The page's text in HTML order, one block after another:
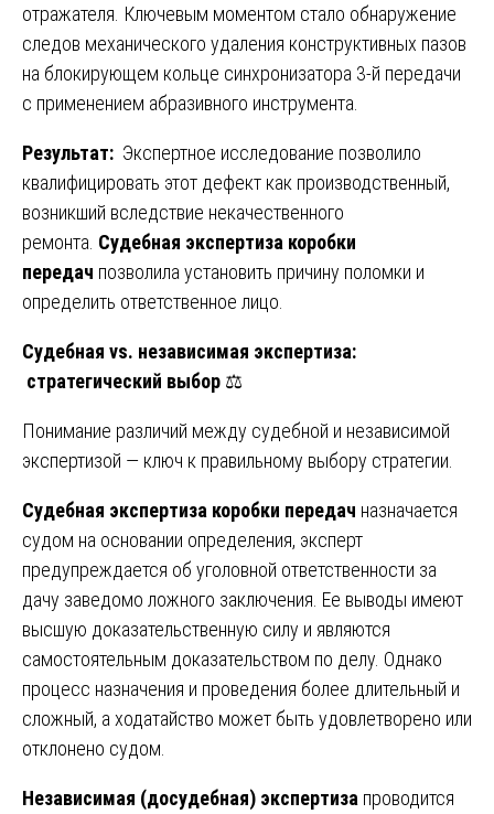
отражателя. Ключевым моментом стало обнаружение
следов механического удаления конструктивных пазов
на блокирующем кольце синхронизатора 3-й передачи
с применением абразивного инструмента.
Результат: Экспертное исследование позволило
квалифицировать этот дефект как производственный,
возникший вследствие некачественного
ремонта. Судебная экспертиза коробки
передач позволила установить причину поломки и
определить ответственное лицо.
Судебная vs. независимая экспертиза:
стратегический выбор ⚖️
Понимание различий между судебной и независимой
экспертизой — ключ к правильному выбору стратегии.
Судебная экспертиза коробки передач назначается
судом на основании определения, эксперт
предупреждается об уголовной ответственности за
дачу заведомо ложного заключения. Ее выводы имеют
высшую доказательственную силу и являются
самостоятельным доказательством по делу. Однако
процесс назначения и проведения более длительный и
сложный, а ходатайство может быть удовлетворено или
отклонено судом.
Независимая (досудебная) экспертиза проводится